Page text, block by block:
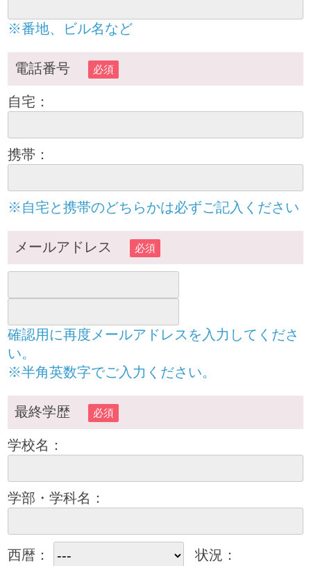
※番地、ビル名など
電話番号 必須
自宅：
携帯：
※自宅と携帯のどちらかは必ずご記入ください
メールアドレス 必須
確認用に再度メールアドレスを入力してくださ
い。
※半角英数字でご入力ください。
最終学歴 必須
学校名：
学部・学科名：
西暦： 状況：